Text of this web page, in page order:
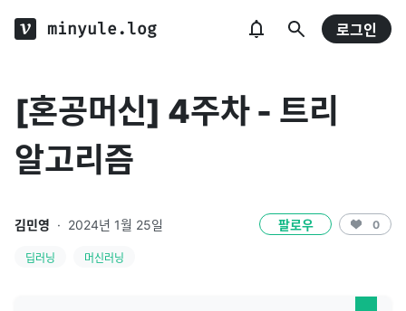
minyule.log 로그인
[혼공머신] 4주차 - 트리
알고리즘
김민영 · 2024년 1월 25일 팔로우 0
딥러닝 머신러닝